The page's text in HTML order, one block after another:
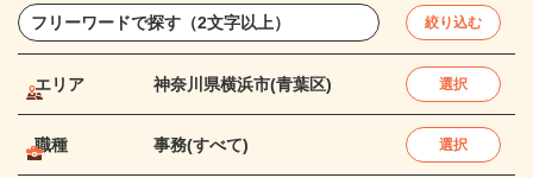
絞り込む
エリア 神奈川県横浜市(青葉区) 選択
職種 事務(すべて) 選択